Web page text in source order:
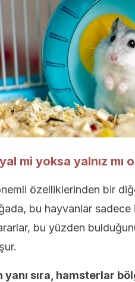
mi yoksa yalnız mı
özelliklerinden bir
bu hayvanlar
bu yüzden
yanı sıra, hamsterlar